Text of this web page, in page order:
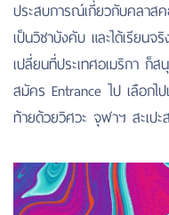
ประสบการณ์เกี่ยวกับคลาส
เป็นวิชาบังคับ และได้เรียน
เปลี่ยนที่ประเทศอเมริกา ก็
สมัคร Entrance ไป เลือก
ท้ายด้วยวิศวะ จุฬาฯ สะเปะ